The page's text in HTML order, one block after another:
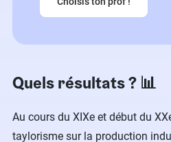
Quels résultats ? 📊
Au cours du XIXe et début du
taylorisme sur la production